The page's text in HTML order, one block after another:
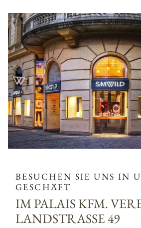
BESUCHEN SIE UNS IN
GESCHÄFT
IM PALAIS KFM.
LANDSTRASSE 49